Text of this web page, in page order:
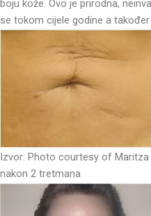
boju kože. Ovo je prirodna,
se tokom cijele godine a
Izvor: Photo courtesy of
nakon 2 tretmana